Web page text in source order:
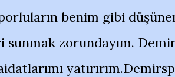
benim gibi
sunmak zorundayım.